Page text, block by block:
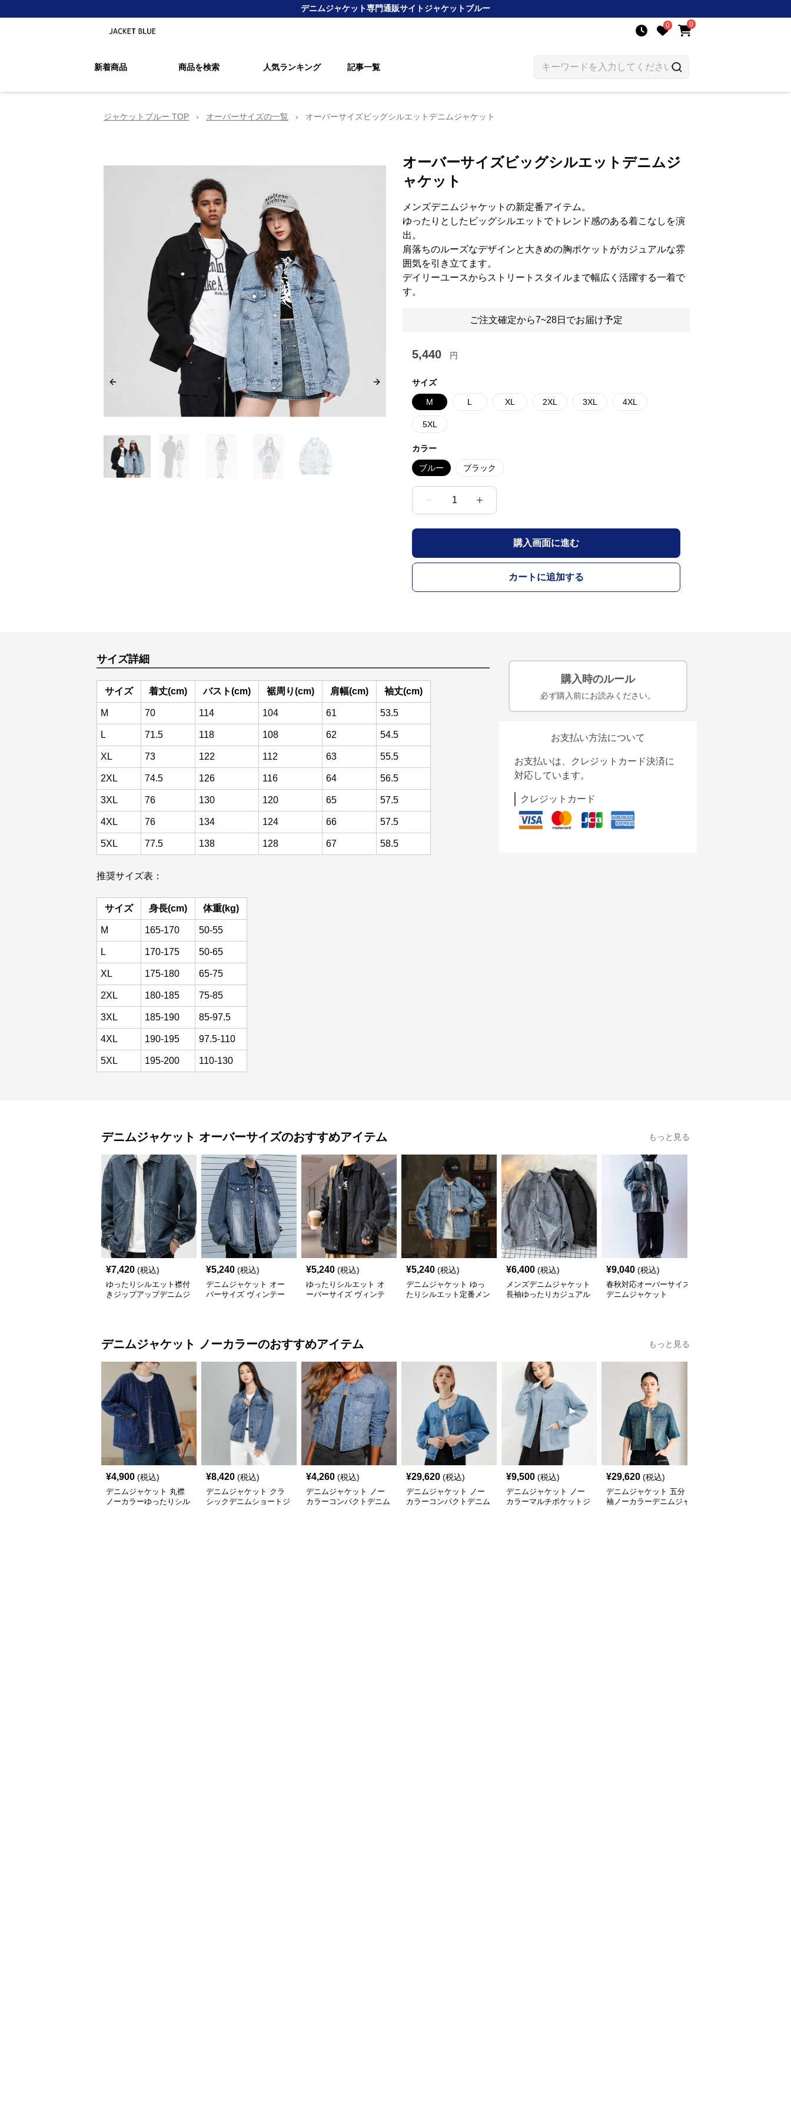
デニムジャケット専門通販サイトジャケットブルー
0 0
新着商品 商品を検索 人気ランキング 記事一覧
ジャケットブルー TOP › オーバーサイズの一覧 › オーバーサイズビッグシルエットデニムジャケット
Previous slide Next slide
オーバーサイズビッグシルエットデニムジ
ャケット
メンズデニムジャケットの新定番アイテム。
ゆったりとしたビッグシルエットでトレンド感のある着こなしを演
出。
肩落ちのルーズなデザインと大きめの胸ポケットがカジュアルな雰
囲気を引き立てます。
デイリーユースからストリートスタイルまで幅広く活躍する一着で
す。
ご注文確定から7~28日でお届け予定
5,440 円
サイズ
M L XL 2XL 3XL 4XL
5XL
カラー
ブルー ブラック
1
購入画面に進む
カートに追加する
サイズ詳細
サイズ 着丈(cm) バスト(cm) 裾周り(cm) 肩幅(cm) 袖丈(cm)
M 70 114 104 61 53.5
L 71.5 118 108 62 54.5
XL 73 122 112 63 55.5
2XL 74.5 126 116 64 56.5
3XL 76 130 120 65 57.5
4XL 76 134 124 66 57.5
5XL 77.5 138 128 67 58.5
推奨サイズ表：
サイズ 身長(cm) 体重(kg)
M 165-170 50-55
L 170-175 50-65
XL 175-180 65-75
2XL 180-185 75-85
3XL 185-190 85-97.5
4XL 190-195 97.5-110
5XL 195-200 110-130
購入時のルール
必ず購入前にお読みください。
お支払い方法について
お支払いは、クレジットカード決済に
対応しています。
クレジットカード
デニムジャケット オーバーサイズのおすすめアイテム もっと見る
¥7,420 (税込)
ゆったりシルエット襟付
きジップアップデニムジ
¥5,240 (税込)
デニムジャケット オー
バーサイズ ヴィンテー
¥5,240 (税込)
ゆったりシルエット オ
ーバーサイズ ヴィンテ
¥5,240 (税込)
デニムジャケット ゆっ
たりシルエット定番メン
¥6,400 (税込)
メンズデニムジャケット
長袖ゆったりカジュアル
¥9,040 (税込)
春秋対応オーバーサイズ
デニムジャケット
デニムジャケット ノーカラーのおすすめアイテム もっと見る
¥4,900 (税込)
デニムジャケット 丸襟
ノーカラーゆったりシル
¥8,420 (税込)
デニムジャケット クラ
シックデニムショートジ
¥4,260 (税込)
デニムジャケット ノー
カラーコンパクトデニム
¥29,620 (税込)
デニムジャケット ノー
カラーコンパクトデニム
¥9,500 (税込)
デニムジャケット ノー
カラーマルチポケットジ
¥29,620 (税込)
デニムジャケット 五分
袖ノーカラーデニムジャ